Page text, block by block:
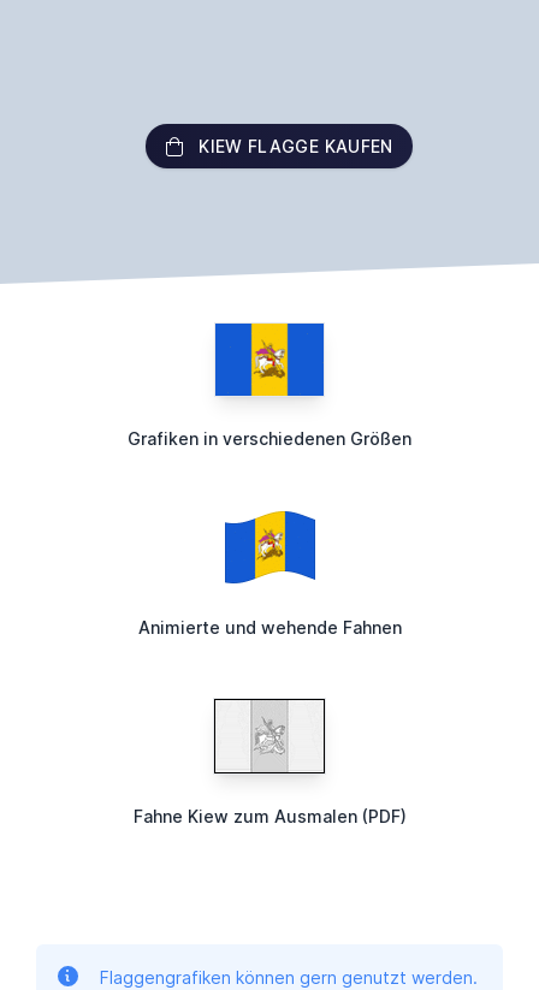
KIEW FLAGGE KAUFEN
Grafiken in verschiedenen Größen
Animierte und wehende Fahnen
Fahne Kiew zum Ausmalen (PDF)
Flaggengrafiken können gern genutzt werden.